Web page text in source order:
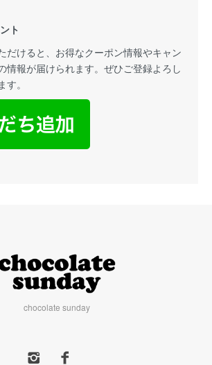
ト
だけると、お得なクーポン情報やキャン
情報が届けられます。ぜひご登録よろし
。
chocolate sunday